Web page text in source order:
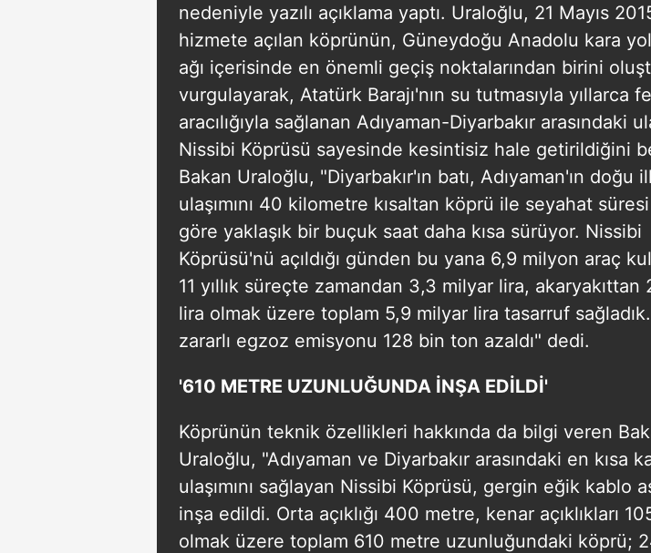
nedeniyle yazılı açıklama yaptı. Uraloğlu, 21 Mayıs
hizmete açılan köprünün, Güneydoğu Anadolu kara
ağı içerisinde en önemli geçiş noktalarından birini
vurgulayarak, Atatürk Barajı'nın su tutmasıyla yıllarca
aracılığıyla sağlanan Adıyaman-Diyarbakır arasındaki
Nissibi Köprüsü sayesinde kesintisiz hale getirildiğini
Bakan Uraloğlu, "Diyarbakır'ın batı, Adıyaman'ın doğu
ulaşımını 40 kilometre kısaltan köprü ile seyahat
göre yaklaşık bir buçuk saat daha kısa sürüyor. Nissibi
Köprüsü'nü açıldığı günden bu yana 6,9 milyon araç
11 yıllık süreçte zamandan 3,3 milyar lira, akaryakıttan
lira olmak üzere toplam 5,9 milyar lira tasarruf
zararlı egzoz emisyonu 128 bin ton azaldı" dedi.
'610 METRE UZUNLUĞUNDA İNŞA EDİLDİ'
Köprünün teknik özellikleri hakkında da bilgi veren
Uraloğlu, "Adıyaman ve Diyarbakır arasındaki en kısa
ulaşımını sağlayan Nissibi Köprüsü, gergin eğik kablo
inşa edildi. Orta açıklığı 400 metre, kenar açıklıkları
olmak üzere toplam 610 metre uzunluğundaki köprü;